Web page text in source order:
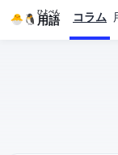
IT用語
ひよぺん コラム